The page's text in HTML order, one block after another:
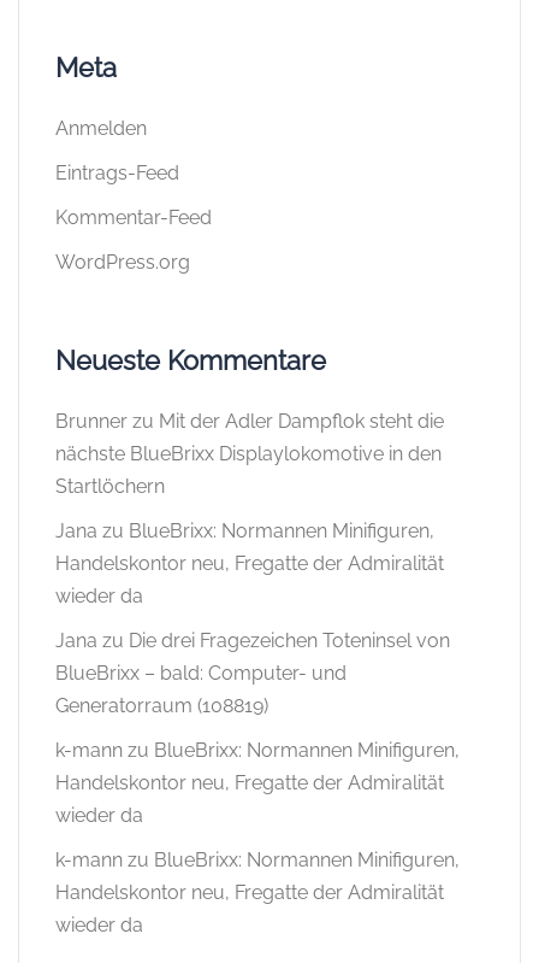
Meta
Anmelden
Eintrags-Feed
Kommentar-Feed
WordPress.org
Neueste Kommentare
Brunner zu Mit der Adler Dampflok steht die
nächste BlueBrixx Displaylokomotive in den
Startlöchern
Jana zu BlueBrixx: Normannen Minifiguren,
Handelskontor neu, Fregatte der Admiralität
wieder da
Jana zu Die drei Fragezeichen Toteninsel von
BlueBrixx – bald: Computer- und
Generatorraum (108819)
k-mann zu BlueBrixx: Normannen Minifiguren,
Handelskontor neu, Fregatte der Admiralität
wieder da
k-mann zu BlueBrixx: Normannen Minifiguren,
Handelskontor neu, Fregatte der Admiralität
wieder da